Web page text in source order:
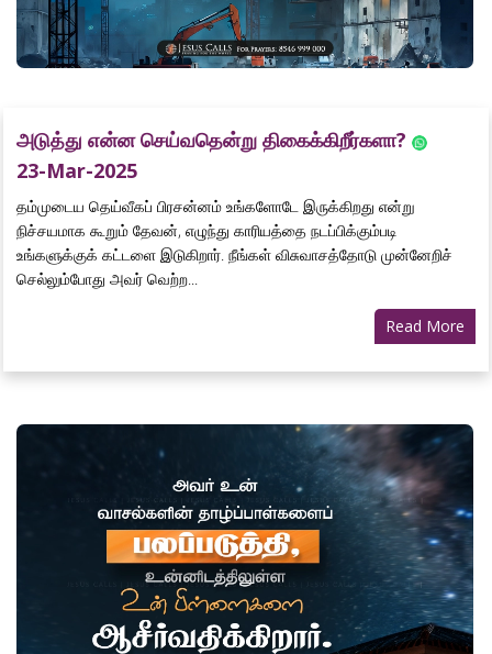
அடுத்து என்ன செய்வதென்று திகைக்கிறீர்களா?
23-Mar-2025
தம்முடைய தெய்வீகப் பிரசன்னம் உங்களோடே இருக்கிறது என்று
நிச்சயமாக கூறும் தேவன், எழுந்து காரியத்தை நடப்பிக்கும்படி
உங்களுக்குக் கட்டளை இடுகிறார். நீங்கள் விசுவாசத்தோடு முன்னேறிச்
செல்லும்போது அவர் வெற்ற...
Read More